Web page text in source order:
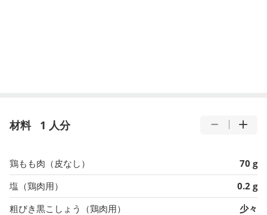
材料 1 人分
鶏もも肉（皮なし）
70 g
塩（鶏肉用）
0.2 g
粗びき黒こしょう（鶏肉用）
少々